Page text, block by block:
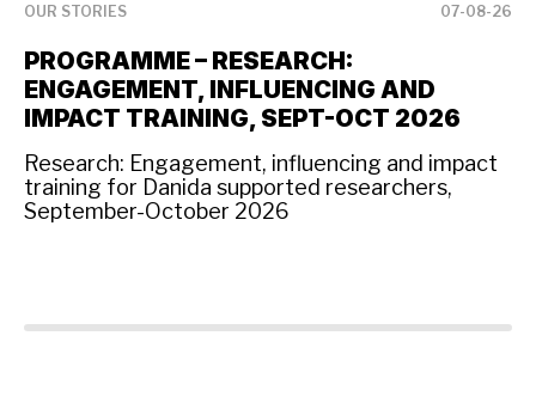
OUR STORIES 07-08-26
PROGRAMME – RESEARCH:
ENGAGEMENT, INFLUENCING AND
IMPACT TRAINING, SEPT-OCT 2026
Research: Engagement, influencing and impact
training for Danida supported researchers,
September-October 2026